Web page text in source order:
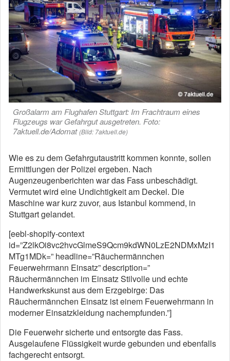
Großalarm am Flughafen Stuttgart: Im Frachtraum eines
Flugzeugs war Gefahrgut ausgetreten. Foto:
7aktuell.de/Adomat (Bild: 7aktuell.de)
Wie es zu dem Gefahrgutaustritt kommen konnte, sollen
Ermittlungen der Polizei ergeben. Nach
Augenzeugenberichten war das Fass unbeschädigt.
Vermutet wird eine Undichtigkeit am Deckel. Die
Maschine war kurz zuvor, aus Istanbul kommend, in
Stuttgart gelandet.
[eebl-shopify-context
id=”Z2lkOi8vc2hvcGlmeS9Qcm9kdWN0LzE2NDMxMzI1
MTg1MDk=” headline=”Räuchermännchen
Feuerwehrmann Einsatz” description=”
Räuchermännchen im Einsatz Stilvolle und echte
Handwerkskunst aus dem Erzgebirge: Das
Räuchermännchen Einsatz ist einem Feuerwehrmann in
moderner Einsatzkleidung nachempfunden.”]
Die Feuerwehr sicherte und entsorgte das Fass.
Ausgelaufene Flüssigkeit wurde gebunden und ebenfalls
fachgerecht entsorgt.